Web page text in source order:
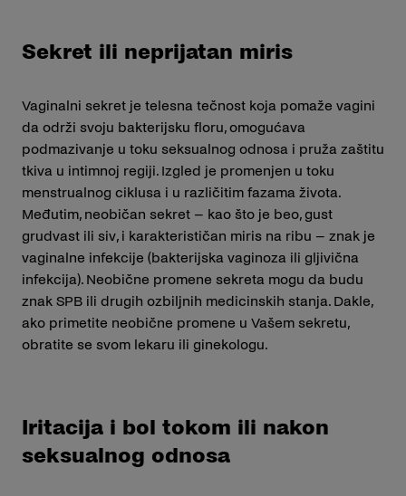
Sekret ili neprijatan miris
Vaginalni sekret je telesna tečnost koja pomaže vagini
da održi svoju bakterijsku floru, omogućava
podmazivanje u toku seksualnog odnosa i pruža zaštitu
tkiva u intimnoj regiji. Izgled je promenjen u toku
menstrualnog ciklusa i u različitim fazama života.
Međutim, neobičan sekret – kao što je beo, gust
grudvast ili siv, i karakterističan miris na ribu – znak je
vaginalne infekcije (bakterijska vaginoza ili gljivična
infekcija). Neobične promene sekreta mogu da budu
znak SPB ili drugih ozbiljnih medicinskih stanja. Dakle,
ako primetite neobične promene u Vašem sekretu,
obratite se svom lekaru ili ginekologu.
Iritacija i bol tokom ili nakon
seksualnog odnosa